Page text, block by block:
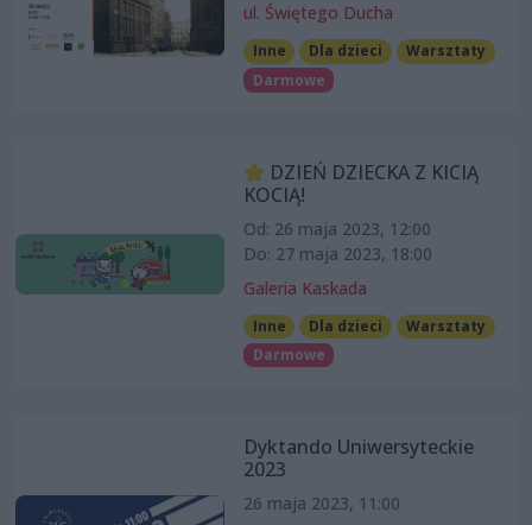
ul. Świętego Ducha
Inne Dla dzieci
Warsztaty
Darmowe
DZIEŃ DZIECKA Z KICIĄ
KOCIĄ!
Od: 26 maja 2023, 12:00
Do: 27 maja 2023, 18:00
Galeria Kaskada
Inne Dla dzieci
Warsztaty
Darmowe
Dyktando Uniwersyteckie
2023
26 maja 2023, 11:00